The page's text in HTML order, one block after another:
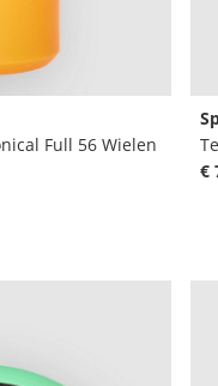
Full 56 Wielen
€